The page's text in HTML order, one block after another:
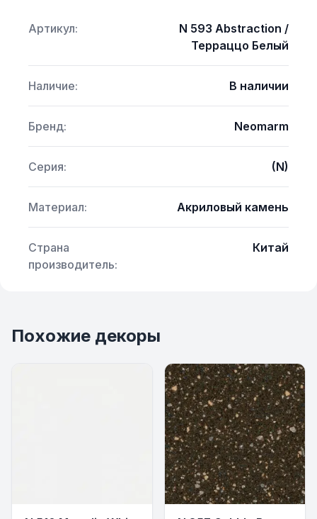
Артикул:
N 593 Abstraction /
Терраццо Белый
Наличие: В наличии
Бренд: Neomarm
Серия: (N)
Материал: Акриловый камень
Страна
производитель:
Китай
Похожие декоры